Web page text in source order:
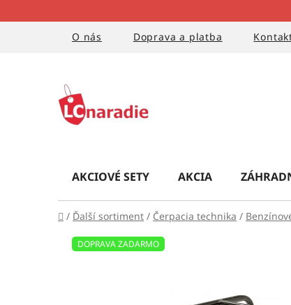
na
O nás
Doprava a platba
AKCIOVÉ SETY AKCIA
Domov
/ Ďalší sortiment / Čerpacia technika /
DOPRAVA ZADARMO